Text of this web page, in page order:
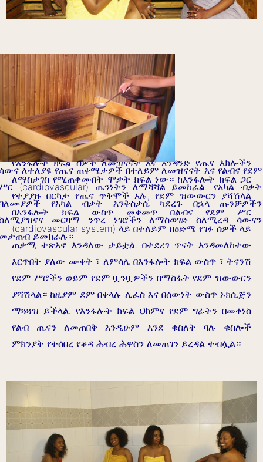
.
ለተለያዩ የጤና ጠቀሜታዎች በተለይም ለመዝናናት እና የልብና የደም
(cardiovascular) ጤንነትን ለማሻሻል ይመከራል. የአካል ብቃት
የአካል ብቃት እንቅስቃሴ ካደረጉ በኋላ ጡንቻዎችን
መርዛማ ንጥረ ነገሮችን ለማስወገድ ስለሚረዳ ሳውናን
ይመክራሉ።
ስቲም ባዝ
የእንፋሎት ክፍል ሰዎች ለመዝናናት እና አንዳንድ የጤና እክሎችን
ለማስታገስ የሚጠቀሙበት ሞቃት ክፍል ነው። ከእንፋሎት ክፍል ጋር
የተያያዙ በርካታ የጤና ጥቅሞች አሉ, የደም ዝውውርን ያሻሽላል
በእንፋሎት ክፍል ውስጥ መቀመጥ በልብና የደም ሥር
(cardiovascular system) ላይ በተለይም በዕድሜ የገፉ ሰዎች ላይ
ጠቃሚ ተጽእኖ እንዳለው ታይቷል. በተደረገ ጥናት እንዳመለከተው
እርጥበት ያለው ሙቀት ፣ ለምሳሌ በእንፋሎት ክፍል ውስጥ ፣ ትናንሽ
የደም ሥሮችን ወይም የደም ቧንቧዎችን በማስፋት የደም ዝውውርን
ያሻሽላል። ከዚያም ደም በቀላሉ ሊፈስ እና በሰውነት ውስጥ ኦክሲጅን
ማጓጓዝ ይችላል. የእንፋሎት ክፍል ህክምና የደም ግፊትን በመቀነስ
የልብ ጤናን ለመጠበቅ እንዲሁም እንደ ቁስለት ባሉ ቁስሎች
ምክንያት የተሰበረ የቆዳ ሕብረ ሕዋስን ለመጠገን ይረዳል ተብሏል።